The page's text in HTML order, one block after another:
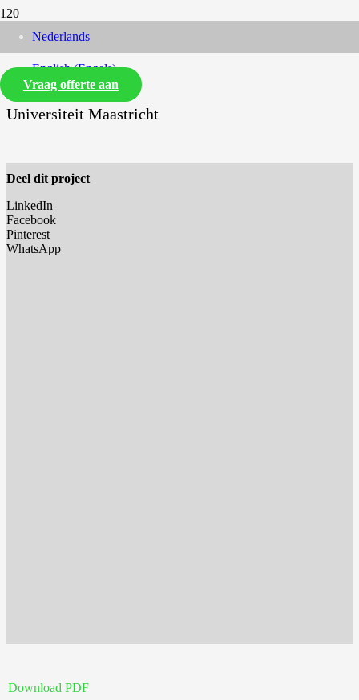
Nederlands
English(Engels)
Vraag offerte aan
Universiteit Maastricht
Deel dit project
LinkedIn
Facebook
Pinterest
WhatsApp
Download PDF